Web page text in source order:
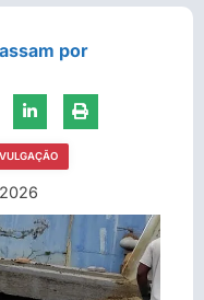
por